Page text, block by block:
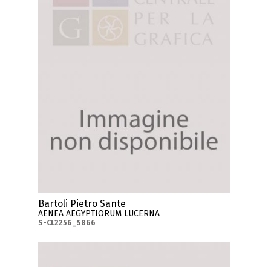
Bartoli Pietro Sante
AENEA AEGYPTIORUM LUCERNA
S-CL2256_5866